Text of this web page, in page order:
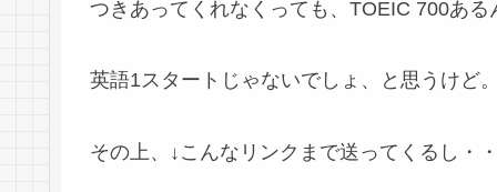
つきあってくれなくっても、 TOEIC 700ある
英語1スタートじゃないでしょ、と思うけど。
その上、↓こんなリンクまで送ってくるし・・